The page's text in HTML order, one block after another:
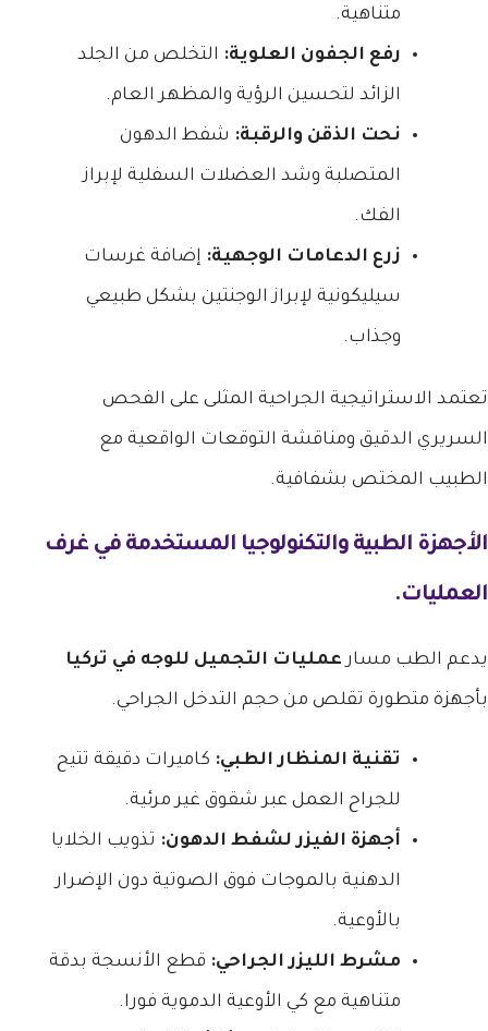
متناهية.
رفع الجفون العلوية: التخلص من الجلد
الزائد لتحسين الرؤية والمظهر العام.
نحت الذقن والرقبة: شفط الدهون
المتصلبة وشد العضلات السفلية لإبراز
الفك.
زرع الدعامات الوجهية: إضافة غرسات
سيليكونية لإبراز الوجنتين بشكل طبيعي
وجذاب.
تعتمد الاستراتيجية الجراحية المثلى على الفحص
السريري الدقيق ومناقشة التوقعات الواقعية مع
الطبيب المختص بشفافية.
الأجهزة الطبية والتكنولوجيا المستخدمة في غرف
العمليات.
يدعم الطب مسار عمليات التجميل للوجه في تركيا
بأجهزة متطورة تقلص من حجم التدخل الجراحي.
تقنية المنظار الطبي: كاميرات دقيقة تتيح
للجراح العمل عبر شقوق غير مرئية.
أجهزة الفيزر لشفط الدهون: تذويب الخلايا
الدهنية بالموجات فوق الصوتية دون الإضرار
بالأوعية.
مشرط الليزر الجراحي: قطع الأنسجة بدقة
متناهية مع كي الأوعية الدموية فورا.